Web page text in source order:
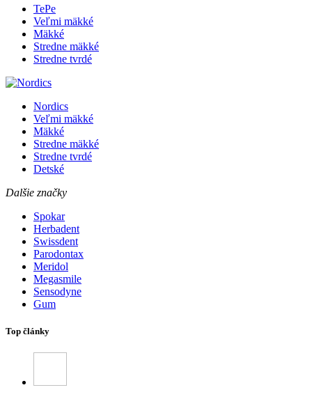
TePe
Veľmi mäkké
Mäkké
Stredne mäkké
Stredne tvrdé
Nordics
Veľmi mäkké
Mäkké
Stredne mäkké
Stredne tvrdé
Detské
Dalšie značky
Spokar
Herbadent
Swissdent
Parodontax
Meridol
Megasmile
Sensodyne
Gum
Top články